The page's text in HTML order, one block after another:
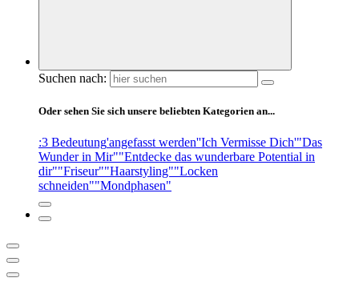
Suchen nach:
Oder sehen Sie sich unsere beliebten Kategorien an...
:3 Bedeutung'angefasst werden''Ich Vermisse Dich'"Das
Wunder in Mir""Entdecke das wunderbare Potential in
dir""Friseur""Haarstyling""Locken
schneiden""Mondphasen"